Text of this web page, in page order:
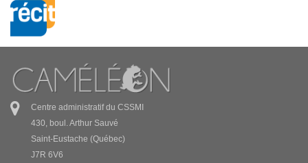
Centre administratif du CSSMI
430, boul. Arthur Sauvé
Saint-Eustache (Québec)
J7R 6V6